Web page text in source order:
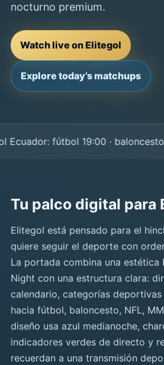
nocturno premium.
Watch live on Elitegol
Explore today’s matchups
fútbol 19:00 · baloncesto
Tu palco digital para
Elitegol está pensado para el
quiere seguir el deporte con
La portada combina una estética
Night con una estructura clara:
calendario, categorías
hacia fútbol, baloncesto, NFL,
diseño usa azul medianoche,
indicadores verdes de directo y
recuerdan a una transmisión